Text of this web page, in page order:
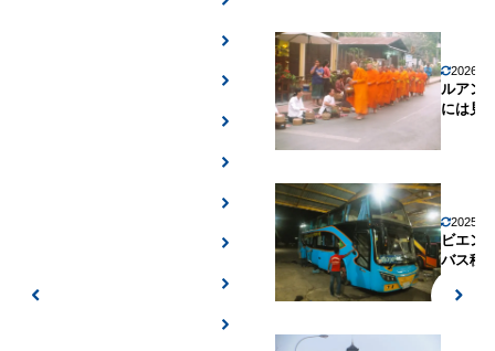
2026年
ルアン
には見
2025年
ビエン
バス移